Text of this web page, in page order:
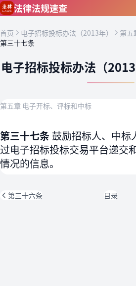
跳到主要内容
法律法规速查
首页 电子招标投标办法（2013年）
第五
第三十七条
电子招标投标办法（2013
第五章 电子开标、评标和中标
第三十七条 鼓励招标人、中标
过电子招标投标交易平台递交
情况的信息。
第三十六条 目录